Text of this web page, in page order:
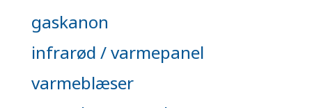
gaskanon
infrarød / varmepanel
varmeblæser